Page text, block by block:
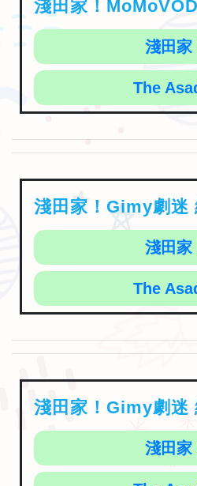
淺田家
The
淺田家
The
淺田家
The